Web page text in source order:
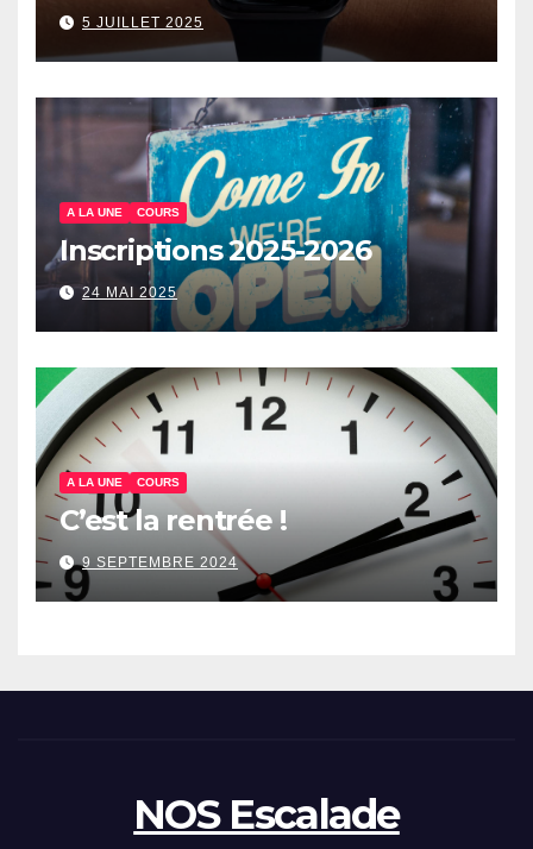
5 JUILLET 2025
A LA UNE COURS
Inscriptions 2025-2026
24 MAI 2025
A LA UNE COURS
C’est la rentrée !
9 SEPTEMBRE 2024
NOS Escalade